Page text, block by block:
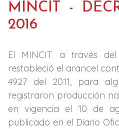
MINCIT -
2016
El MINCIT a través
restableció el arancel
4927 del 2011, para
registraron producción
en vigencia el 10 de
publicado en el Diario